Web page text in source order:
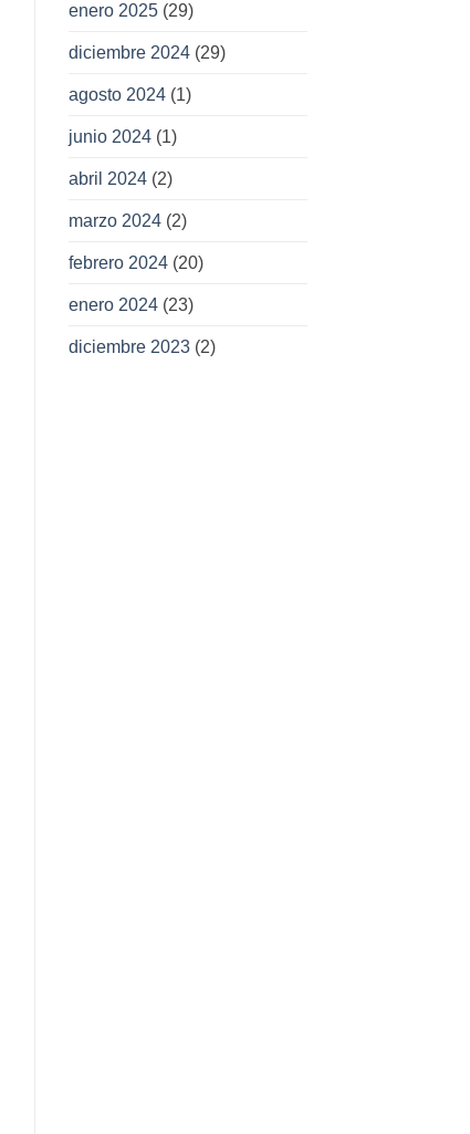
enero 2025(29)
diciembre 2024(29)
agosto 2024(1)
junio 2024(1)
abril 2024(2)
marzo 2024(2)
febrero 2024(20)
enero 2024(23)
diciembre 2023(2)